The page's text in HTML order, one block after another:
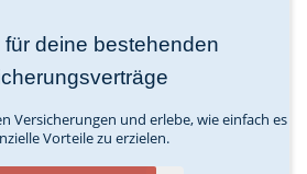
deine bestehenden
Versicherungen und erlebe, wie einfach es
Vorteile zu erzielen.